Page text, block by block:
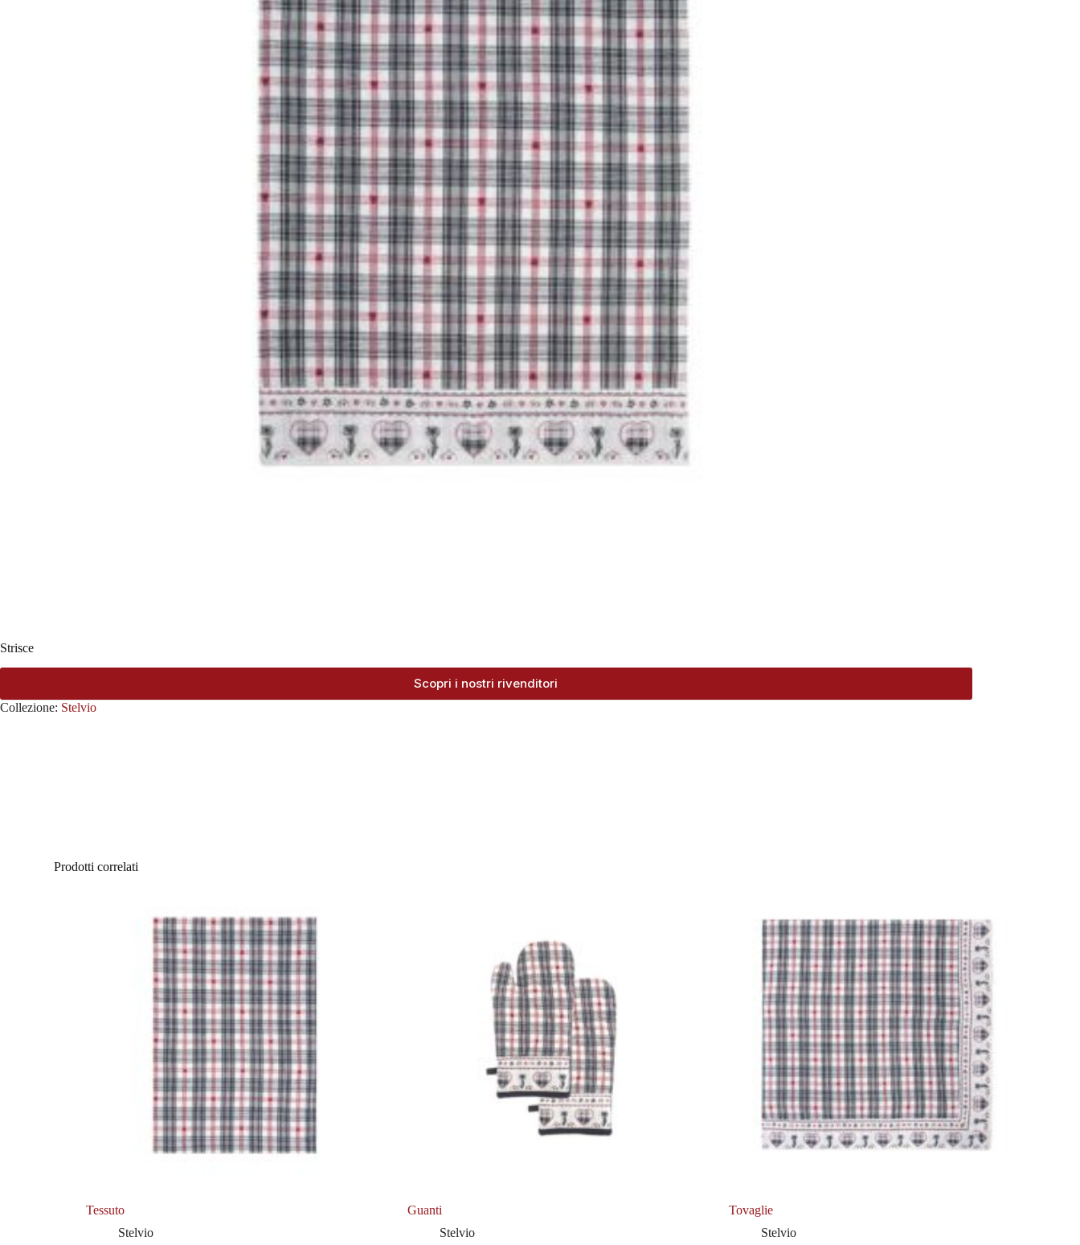
Strisce
Scopri i nostri rivenditori
Collezione: Stelvio
Prodotti correlati
Tessuto
Stelvio
Guanti
Stelvio
Tovaglie
Stelvio